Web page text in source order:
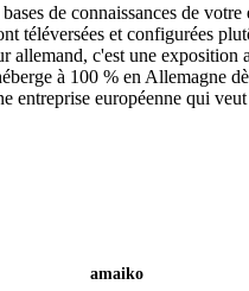
de connaissances de
et configurées
c'est une
à 100 % en Allemagne
européenne qui
amaiko